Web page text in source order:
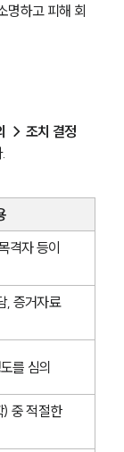
명하고 피해 회
→ 조치 결정
격자 등이
, 증거자료
를 심의
중 적절한